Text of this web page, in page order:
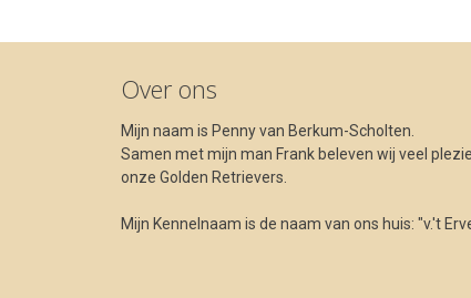
Over ons
Mijn naam is Penny van Berkum-Scholten.
Samen met mijn man Frank beleven wij veel
onze Golden Retrievers.
Mijn Kennelnaam is de naam van ons huis: "v.'t